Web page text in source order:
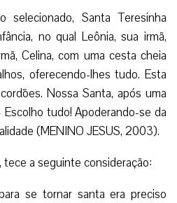
selecionado, Santa Teresinha
no qual Leônia, sua irmã,
Celina, com uma cesta cheia
oferecendo-lhes tudo. Esta
Nossa Santa, após uma
tudo! Apoderando-se da
(MENINO JESUS, 2003).
a seguinte consideração:
se tornar santa era preciso